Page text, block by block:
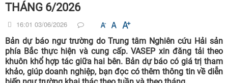
THÁNG 6/2026
16:01 03/06/2026
Bản dự báo ngư trường do Trung tâm Nghiên cứu Hải sản
phía Bắc thực hiện và cung cấp. VASEP xin đăng tải theo
khuôn khổ hợp tác giữa hai bên. Bản dự báo có giá trị tham
khảo, giúp doanh nghiệp, bạn đọc có thêm thông tin về diễn